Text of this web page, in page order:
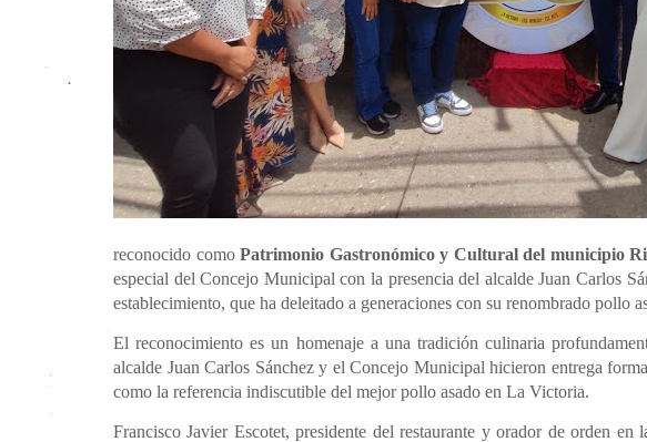
reconocido comoPatrimonio Gastronómico y Cultural del municipio
especial del Concejo Municipal con la presencia del alcalde Juan Carlos
establecimiento, que ha deleitado a generaciones con su renombrado pollo
El reconocimiento es un homenaje a una tradición culinaria
alcalde Juan Carlos Sánchez y el Concejo Municipal hicieron entrega
como la referencia indiscutible del mejor pollo asado en La Victoria.
Francisco Javier Escotet, presidente del restaurante y orador de orden